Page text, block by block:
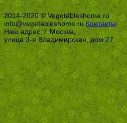
2014-2020 © Vegetableshome.ru
info@vegetableshome.ruКонтакты
Наш адрес: г. Москва,
улица 3-я Владимирская, дом 27